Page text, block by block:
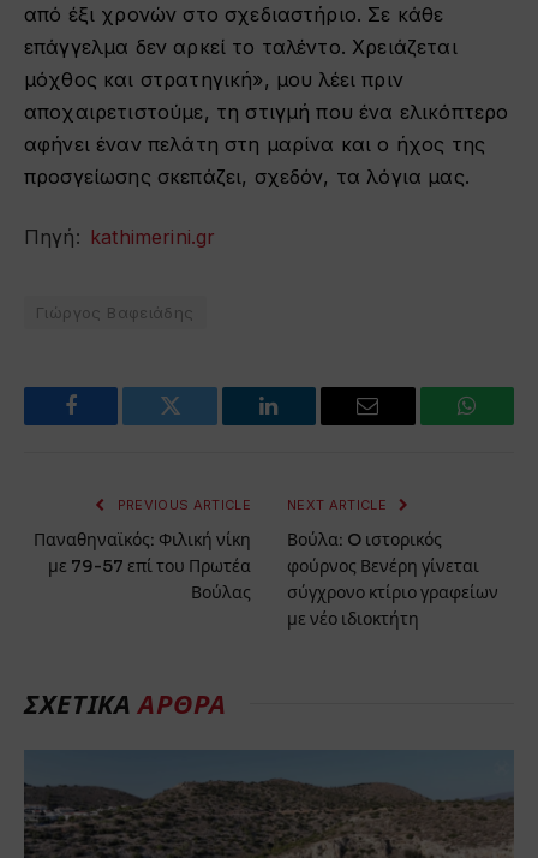
από έξι χρονών στο σχεδιαστήριο. Σε κάθε
επάγγελμα δεν αρκεί το ταλέντο. Χρειάζεται
μόχθος και στρατηγική», μου λέει πριν
αποχαιρετιστούμε, τη στιγμή που ένα ελικόπτερο
αφήνει έναν πελάτη στη μαρίνα και ο ήχος της
προσγείωσης σκεπάζει, σχεδόν, τα λόγια μας.
Πηγή: kathimerini.gr
Γιώργος Βαφειάδης
Facebook Twitter LinkedIn Email
PREVIOUS ARTICLE
Παναθηναϊκός: Φιλική νίκη
με 79-57 επί του Πρωτέα
Βούλας
NEXT ARTICLE
Βούλα: O ιστορικός
φούρνος Βενέρη γίνεται
σύγχρονο κτίριο γραφείων
με νέο ιδιοκτήτη
ΣΧΕΤΙΚΑΑΡΘΡΑ